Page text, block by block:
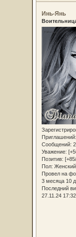
Инь-Янь
Приглашений:
Сообщений:
Уважение:
Позитив:
Пол: Женский
Провел на
3 месяца 10
Последний
27.11.24